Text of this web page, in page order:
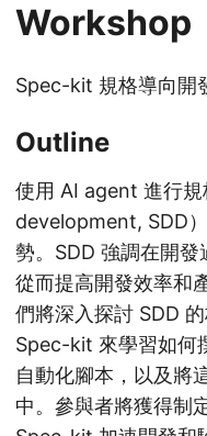
Workshop
Spec-kit 規格導向開
Outline
使用 AI agent 進行
development, SDD
勢。SDD 強調在開發
從而提高開發效率和
們將深入探討 SDD
Spec-kit 來學習如何
自動化腳本，以及將
中。參與者將獲得制